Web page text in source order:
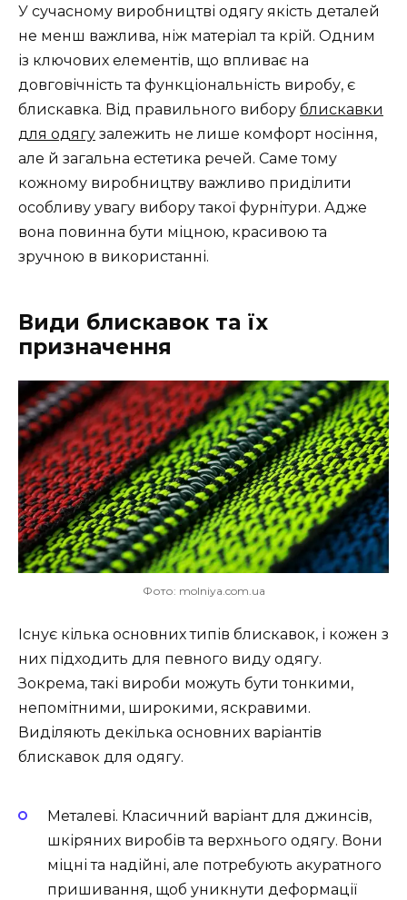
У сучасному виробництві одягу якість деталей
не менш важлива, ніж матеріал та крій. Одним
із ключових елементів, що впливає на
довговічність та функціональність виробу, є
блискавка. Від правильного вибору блискавки
для одягу залежить не лише комфорт носіння,
але й загальна естетика речей. Саме тому
кожному виробництву важливо приділити
особливу увагу вибору такої фурнітури. Адже
вона повинна бути міцною, красивою та
зручною в використанні.
Види блискавок та їх
призначення
Фото: molniya.com.ua
Існує кілька основних типів блискавок, і кожен з
них підходить для певного виду одягу.
Зокрема, такі вироби можуть бути тонкими,
непомітними, широкими, яскравими.
Виділяють декілька основних варіантів
блискавок для одягу.
Металеві. Класичний варіант для джинсів,
шкіряних виробів та верхнього одягу. Вони
міцні та надійні, але потребують акуратного
пришивання, щоб уникнути деформації